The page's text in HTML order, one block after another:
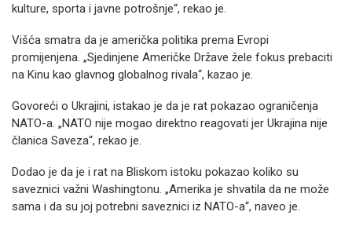
kulture, sporta i javne potrošnje“, rekao je.
Višća smatra da je američka politika prema Evropi
promijenjena. „Sjedinjene Američke Države žele fokus prebaciti
na Kinu kao glavnog globalnog rivala“, kazao je.
Govoreći o Ukrajini, istakao je da je rat pokazao ograničenja
NATO-a. „NATO nije mogao direktno reagovati jer Ukrajina nije
članica Saveza“, rekao je.
Dodao je da je i rat na Bliskom istoku pokazao koliko su
saveznici važni Washingtonu. „Amerika je shvatila da ne može
sama i da su joj potrebni saveznici iz NATO-a“, naveo je.